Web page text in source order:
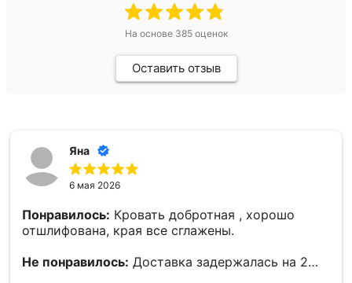
На основе 385оценок
Оставить отзыв
Яна
6 мая 2026
Понравилось: Кровать добротная , хорошо
отшлифована, края все сглажены.
Не понравилось: Доставка задержалась на 2